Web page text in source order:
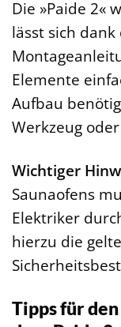
Die »Paide 2«
lässt sich
Elemente
Aufbau
Werkzeug
Wichtiger
Saunaofens
Elektriker
hierzu die
Tipps für